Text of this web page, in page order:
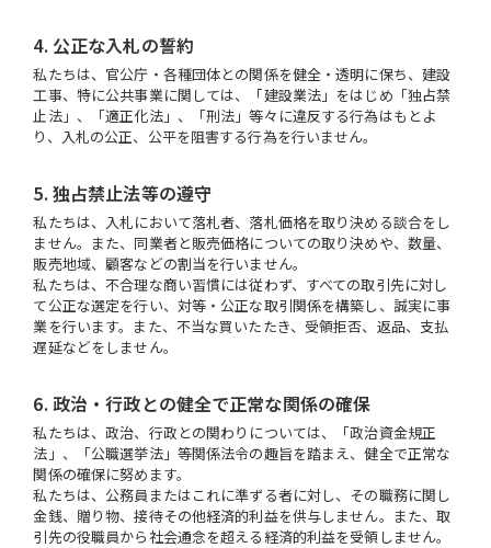
4. 公正な入札の誓約
私たちは、官公庁・各種団体との関係を健全・透明に保ち、建設
工事、特に公共事業に関しては、「建設業法」をはじめ「独占禁
止法」、「適正化法」、「刑法」等々に違反する行為はもとよ
り、入札の公正、公平を阻害する行為を行いません。
5. 独占禁止法等の遵守
私たちは、入札において落札者、落札価格を取り決める談合をし
ません。また、同業者と販売価格についての取り決めや、数量、
販売地域、顧客などの割当を行いません。
私たちは、不合理な商い習慣には従わず、すべての取引先に対し
て公正な選定を行い、対等・公正な取引関係を構築し、誠実に事
業を行います。また、不当な買いたたき、受領拒否、返品、支払
遅延などをしません。
6. 政治・行政との健全で正常な関係の確保
私たちは、政治、行政との関わりについては、「政治資金規正
法」、「公職選挙法」等関係法令の趣旨を踏まえ、健全で正常な
関係の確保に努めます。
私たちは、公務員またはこれに準ずる者に対し、その職務に関し
金銭、贈り物、接待その他経済的利益を供与しません。また、取
引先の役職員から社会通念を超える経済的利益を受領しません。